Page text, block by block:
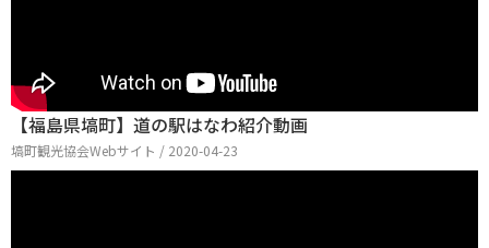
【福島県塙町】道の駅はなわ紹介動画
塙町観光協会Webサイト / 2020-04-23